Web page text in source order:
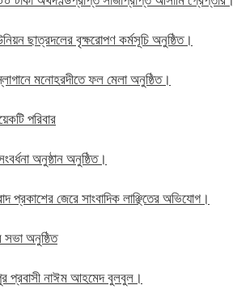
ছাত্রদলের বৃক্ষরোপণ কর্মসূচি অনুষ্ঠিত।
মনোহরদীতে ফল মেলা অনুষ্ঠিত।
পরিবার
অনুষ্ঠান অনুষ্ঠিত।
প্রকাশের জেরে সাংবাদিক লাঞ্ছিতের অভিযোগ।
সভা অনুষ্ঠিত
প্রবাসী নাঈম আহমেদ বুলবুল।